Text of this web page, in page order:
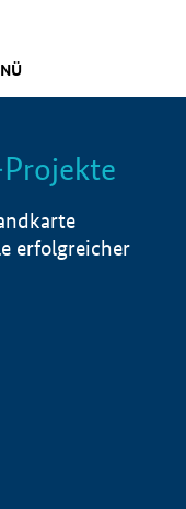
Info
erfolgreicher